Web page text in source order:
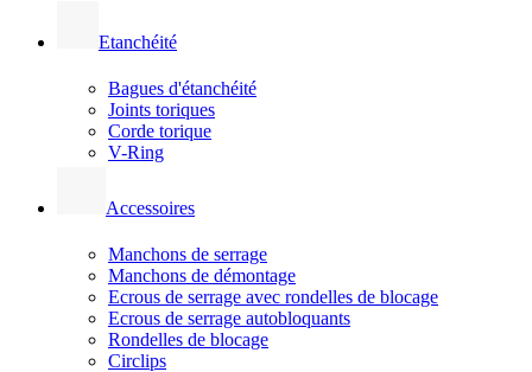
Etanchéité
Bagues d'étanchéité
Joints toriques
Corde torique
V-Ring
Accessoires
Manchons de serrage
Manchons de démontage
Ecrous de serrage avec rondelles de blocage
Ecrous de serrage autobloquants
Rondelles de blocage
Circlips